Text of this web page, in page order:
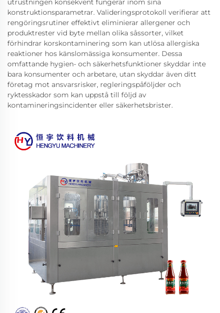
utrustningen konsekvent fungerar inom sina
konstruktionsparametrar. Valideringsprotokoll verifierar att
rengöringsrutiner effektivt eliminierar allergener och
produktrester vid byte mellan olika såssorter, vilket
förhindrar korskontaminering som kan utlösa allergiska
reaktioner hos känslomässiga konsumenter. Dessa
omfattande hygien- och säkerhetsfunktioner skyddar inte
bara konsumenter och arbetare, utan skyddar även ditt
företag mot ansvarsrisker, regleringspåföljder och
ryktesskador som kan uppstå till följd av
kontamineringsincidenter eller säkerhetsbrister.